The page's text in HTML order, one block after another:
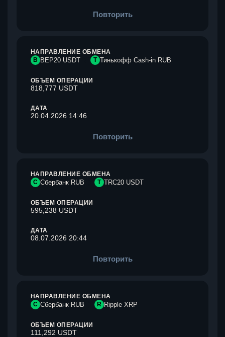
Повторить
НАПРАВЛЕНИЕ ОБМЕНА
B BEP20 USDT Т Тинькофф Cash-in RUB
ОБЪЕМ ОПЕРАЦИИ
818,777 USDT
ДАТА
20.04.2026 14:46
Повторить
НАПРАВЛЕНИЕ ОБМЕНА
С Сбербанк RUB T TRC20 USDT
ОБЪЕМ ОПЕРАЦИИ
595,238 USDT
ДАТА
08.07.2026 20:44
Повторить
НАПРАВЛЕНИЕ ОБМЕНА
С Сбербанк RUB R Ripple XRP
ОБЪЕМ ОПЕРАЦИИ
111,292 USDT